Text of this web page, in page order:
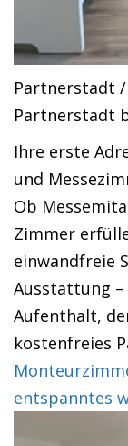
Partnerstadt
Partnerstadt
Ihre erste
und
Ob
Zimmer
einwandfreie
Ausstattung –
Aufenthalt,
kostenfreies
entspanntes